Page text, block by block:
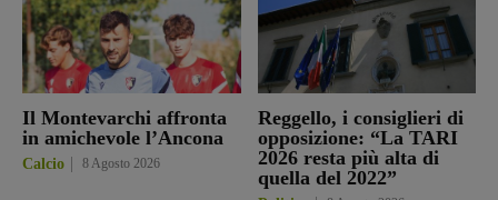
Il Montevarchi affronta
in amichevole l’Ancona
Calcio 8 Agosto 2026
Reggello, i consiglieri di
opposizione: “La TARI
2026 resta più alta di
quella del 2022”